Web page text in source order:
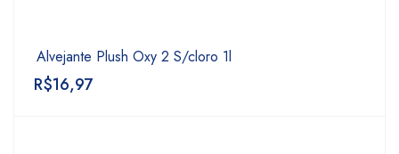
Alvejante Plush Oxy 2 S/cloro 1l
R$16,97